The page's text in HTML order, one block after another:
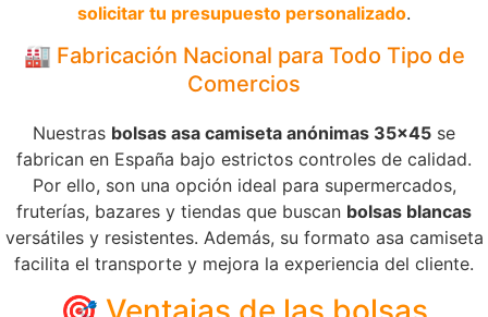
solicitar tu presupuesto personalizado.
🏭 Fabricación Nacional para Todo Tipo de
Comercios
Nuestras bolsas asa camiseta anónimas 35×45 se
fabrican en España bajo estrictos controles de calidad.
Por ello, son una opción ideal para supermercados,
fruterías, bazares y tiendas que buscan bolsas blancas
versátiles y resistentes. Además, su formato asa camiseta
facilita el transporte y mejora la experiencia del cliente.